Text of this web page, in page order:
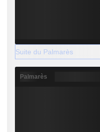
Suite du Palmarès
Palmarès